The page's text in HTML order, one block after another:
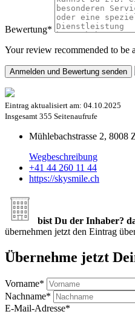
Bewertung*
Your review recommended to be
Eintrag aktualisiert am: 04.10.2025
Insgesamt 355 Seitenaufrufe
Mühlebachstrasse 2, 8008
Wegbeschreibung
+41 44 260 11 44
https://skysmile.ch
bist Du der Inhaber?
übernehmen jetzt den Eintrag
Übernehme jetzt
Vorname*
Nachname*
E-Mail-Adresse*